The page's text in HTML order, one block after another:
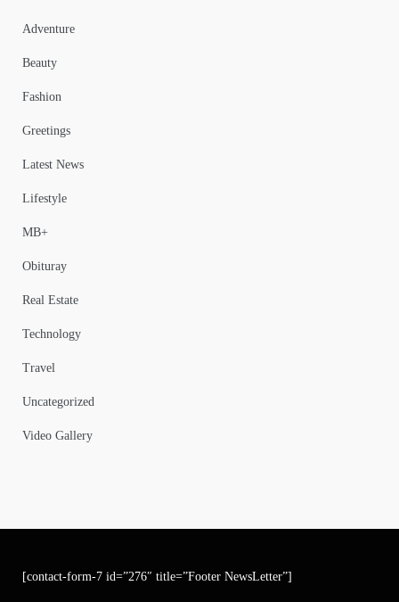
Adventure
Beauty
Fashion
Greetings
Latest News
Lifestyle
MB+
Obituray
Real Estate
Technology
Travel
Uncategorized
Video Gallery
[contact-form-7 id=”276″ title=”Footer NewsLetter”]